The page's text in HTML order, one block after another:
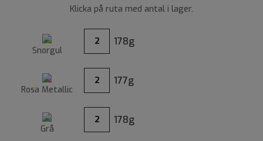
Klicka på ruta med antal i lager.
Snorgul
2 178g
Rosa Metallic
2 177g
Grå
2 178g